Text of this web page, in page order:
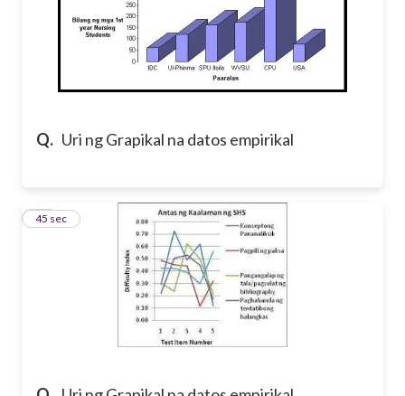
Q. Uri ng Grapikal na datos empirikal
45
45 sec